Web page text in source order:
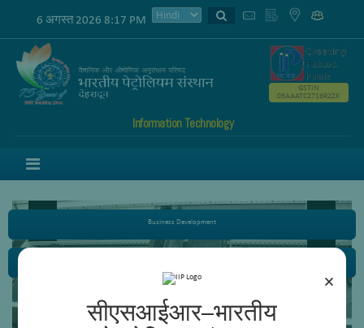
×
सीएसआईआर–भारतीय
6 अगस्त 2026 8:17 PM
Information Technology
GSTIN
05AAATC2716R2ZK
Business Development
Content not available.